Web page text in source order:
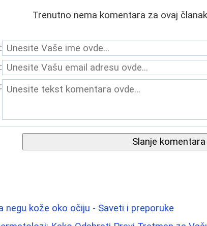
Trenutno nema komentara za ovaj
Slanje komentara
negu kože oko očiju - Saveti i preporuke